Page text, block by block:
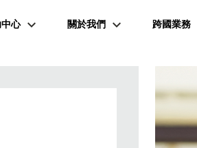
心 關於我們 跨國業務